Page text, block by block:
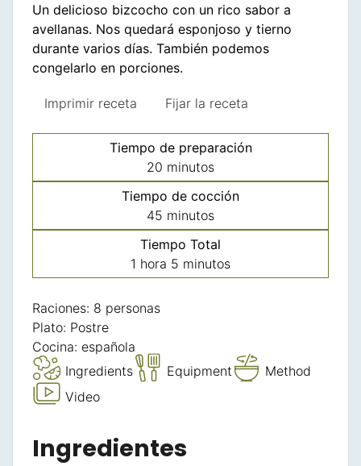
Un delicioso bizcocho con un rico sabor a
avellanas. Nos quedará esponjoso y tierno
durante varios días. También podemos
congelarlo en porciones.
Imprimir receta Fijar la receta
Tiempo de preparación
20 minutos
minutos
Tiempo de cocción
45 minutos
minutos
Tiempo Total
1 hora
hora 5 minutos
minutos
Raciones: 8 personas
Plato: Postre
Cocina: española
Ingredients
Equipment
Method
Video
Ingredientes